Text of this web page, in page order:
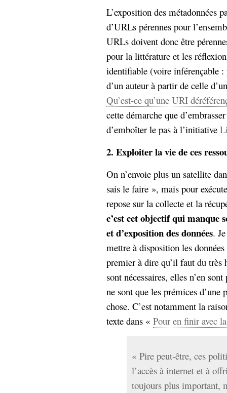
L’exposition des métadonnées
d’URLs pérennes pour
URLs doivent donc être
pour la littérature et les
identifiable (voire inférençable
d’un auteur à partir de celle
Qu’est-ce qu’une URI
cette démarche que
d’emboîter le pas à l’initiative
2. Exploiter la vie de ces
On n’envoie plus un satellite
sais le faire », mais pour
repose sur la collecte et la
c’est cet objectif qui manque
et d’exposition des données.
mettre à disposition les
premier à dire qu’il faut du
sont nécessaires, elles n’en
ne sont que les prémices
chose. C’est notamment la
texte dans « Pour en finir avec
« Pire peut-être, ces
l’accès à internet et à
toujours plus important,